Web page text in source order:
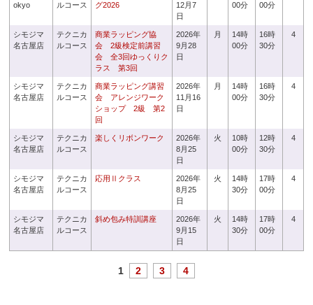
okyo
ルコース
グ2026
12月7
日
00分
00分
シモジマ
名古屋店
テクニカ
ルコース
商業ラッピング協
会 2級検定前講習
会 全3回ゆっくりク
ラス 第3回
2026年
9月28
日
月
14時
00分
16時
30分
4
シモジマ
名古屋店
テクニカ
ルコース
商業ラッピング講習
会 アレンジワーク
ショップ 2級 第2
回
2026年
11月16
日
月
14時
00分
16時
30分
4
シモジマ
名古屋店
テクニカ
ルコース
楽しくリボンワーク
2026年
8月25
日
火
10時
00分
12時
30分
4
シモジマ
名古屋店
テクニカ
ルコース
応用Ⅱクラス
2026年
8月25
日
火
14時
30分
17時
00分
4
シモジマ
名古屋店
テクニカ
ルコース
斜め包み特訓講座
2026年
9月15
日
火
14時
30分
17時
00分
4
1 2 3 4